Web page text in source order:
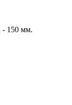
- 150 мм.